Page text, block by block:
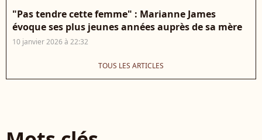
"Pas tendre cette femme" : Marianne James
évoque ses plus jeunes années auprès de sa mère
10 janvier 2026 à 22:32
TOUS LES ARTICLES